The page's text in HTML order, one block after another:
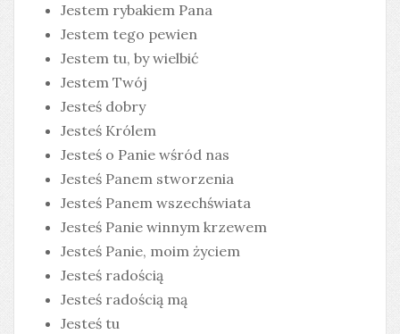
Jestem rybakiem Pana
Jestem tego pewien
Jestem tu, by wielbić
Jestem Twój
Jesteś dobry
Jesteś Królem
Jesteś o Panie wśród nas
Jesteś Panem stworzenia
Jesteś Panem wszechświata
Jesteś Panie winnym krzewem
Jesteś Panie, moim życiem
Jesteś radością
Jesteś radością mą
Jesteś tu